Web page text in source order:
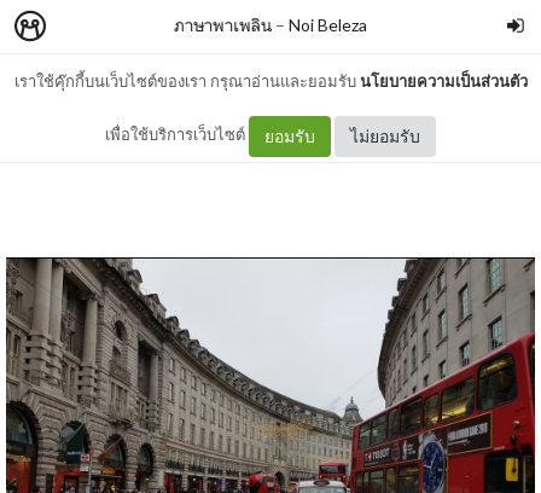
เราใช้คุ๊กกี้บนเว็บไซต์ของเรา กรุณาอ่านและยอมรับนโยบายความเป็นส่วนตัว
เพื่อใช้บริการเว็บไซต์ ยอมรับ ไม่ยอมรับ
ภาษาพาเพลิน – Noi Beleza
Time Management